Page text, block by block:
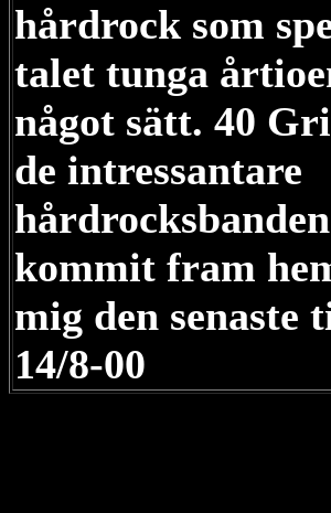
hårdrock som
talet tunga
något sätt. 40
de intressantare
kommit fram
mig den senaste
14/8-00